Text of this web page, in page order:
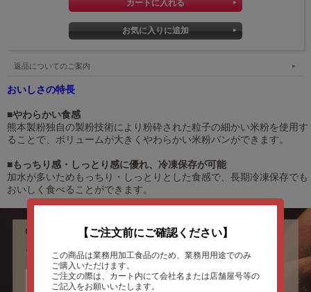
返品についてのご案内
おいしさの特長
■やわらかい食感
熊本製粉独自の製粉技術により粉砕された粒子の細かい米粉を使用す
ることで、ボリュームが大きくやわらかい米粉パンができます。
■もっちり感・しっとり感に優れ、冷凍保存が可能
加水が多いためもっちり・しっとりとした食感で、長期冷凍保存でも
おいしく食べることができます。
【ご注文前にご確認ください】
この商品は業務用加工食品のため、業務用用途でのみ
ご購入いただけます。
ご注文の際は、カート内にて会社名または店舗屋号等の
ご記入をお願いいたします。